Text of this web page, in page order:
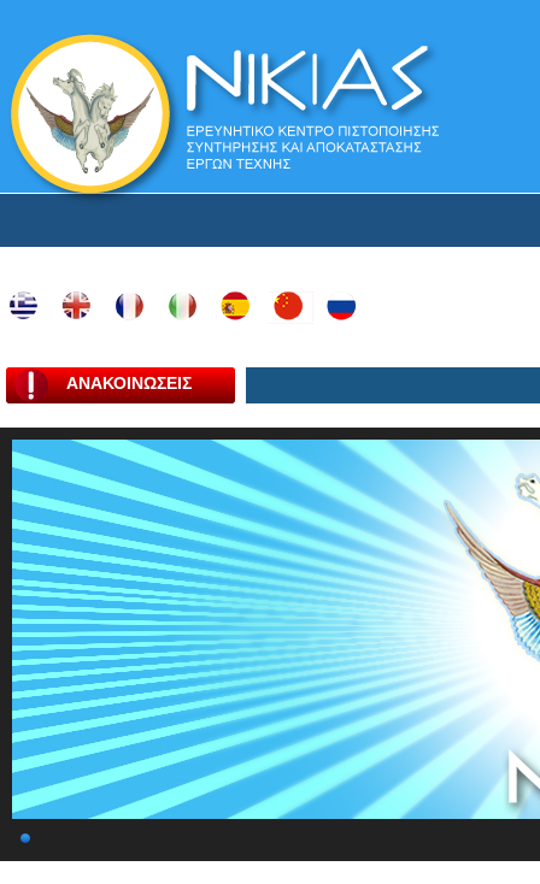
ΑΝΑΚΟΙΝΩΣΕΙΣ